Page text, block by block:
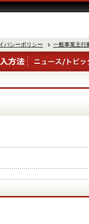
バシーポリシー 一般事業主行